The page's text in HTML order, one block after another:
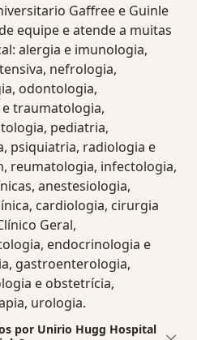
Gaffree e Guinle
equipe e atende a muitas
alergia e imunologia,
nefrologia,
odontologia,
traumatologia,
pediatria,
psiquiatria, radiologia e
reumatologia, infectologia,
anestesiologia,
cardiologia, cirurgia
Geral,
endocrinologia e
gastroenterologia,
e obstetrícia,
urologia.
por Unirio Hugg Hospital